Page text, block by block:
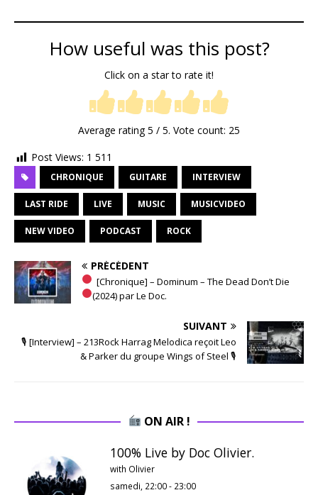
How useful was this post?
Click on a star to rate it!
Average rating5 / 5. Vote count: 25
Post Views: 1 511
CHRONIQUE GUITARE INTERVIEW
LAST RIDE LIVE MUSIC MUSICVIDEO
NEW VIDEO PODCAST ROCK
PRÉCÉDENT
[Chronique] – Dominum – The Dead Don’t Die
(2024) par Le Doc.
SUIVANT
🎙 [Interview] – 213Rock Harrag Melodica reçoit Leo
& Parker du groupe Wings of Steel 🎙
ON AIR !
100% Live by Doc Olivier.
with Olivier
samedi, 22:00- 23:00